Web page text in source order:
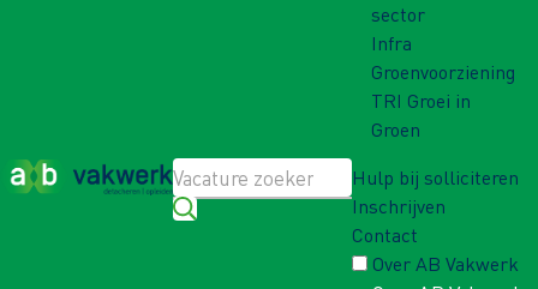
sector
Infra
Groenvoorziening
TRI Groei in
Groen
Hulp bij solliciteren
Inschrijven
Contact
Over AB Vakwerk